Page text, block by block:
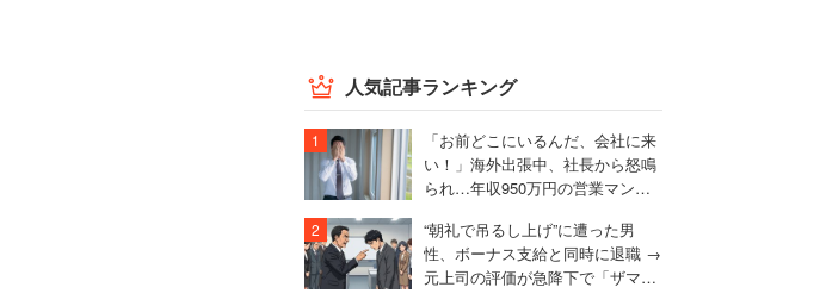
人気記事ランキング
「お前どこにいるんだ、会社に来
い！」海外出張中、社長から怒鳴
られ…年収950万円の営業マンが
“朝礼で吊るし上げ”に遭った男
性、ボーナス支給と同時に退職 →
元上司の評価が急降下で「ザマア